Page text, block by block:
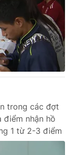
trong các đợt
điểm nhận hồ
1 từ 2-3 điểm